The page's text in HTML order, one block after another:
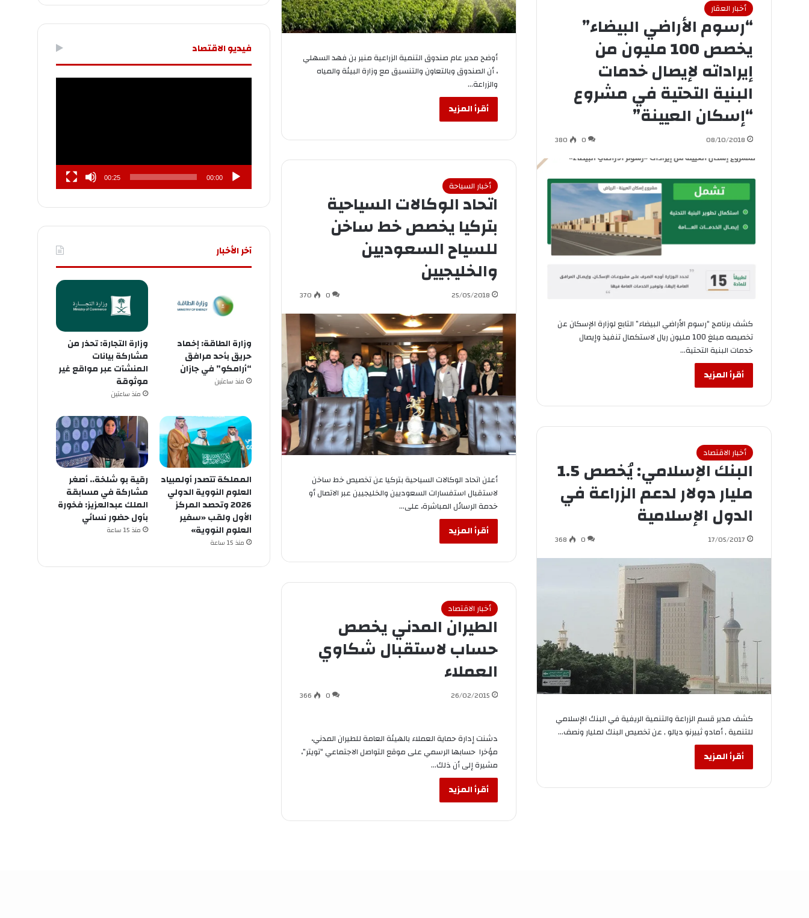
أوضح مدير عام صندوق التنمية الزراعية منير بن فهد السهلي
، أن الصندوق وبالتعاون والتنسيق مع وزارة البيئة والمياه
والزراعة…
أقرأ المزيد
أخبار العقار
“رسوم الأراضي البيضاء”
يخصص 100 مليون من
إيراداته لإيصال خدمات
البنية التحتية في مشروع
“إسكان العيينة”
08/10/2018
0
380
كشف برنامج “رسوم الأراضي البيضاء” التابع لوزارة الإسكان عن
تخصيصه مبلغ 100 مليون ريال لاستكمال تنفيذ وإيصال
خدمات البنية التحتية…
أقرأ المزيد
أخبار السياحة
اتحاد الوكالات السياحية
بتركيا يخصص خط ساخن
للسياح السعوديين
والخليجيين
25/05/2018
0
370
أعلن اتحاد الوكالات السياحية بتركيا عن تخصيص خط ساخن
لاستقبال استفسارات السعوديين والخليجيين عبر الاتصال أو
خدمة الرسائل المباشرة، على…
أقرأ المزيد
أخبار الاقتصاد
البنك الإسلامي: يُخصص 1.5
مليار دولار لدعم الزراعة في
الدول الإسلامية
17/05/2017
0
368
كشف مدير قسم الزراعة والتنمية الريفية في البنك الإسلامي
للتنمية , أمادو ثييرنو ديالو , عن تخصيص البنك لمليار ونصف…
أقرأ المزيد
أخبار الاقتصاد
الطيران المدني يخصص
حساب لاستقبال شكاوي
العملاء
26/02/2015
0
366
دشنت إدارة حماية العملاء بالهيئة العامة للطيران المدني،
مؤخرا حسابها الرسمي على موقع التواصل الاجتماعي “تويتر”،
مشيرة إلى أن ذلك…
أقرأ المزيد
فيديو الاقتصاد
00:00
00:25
آخر الأخبار
وزارة الطاقة: إخماد
حريق بأحد مرافق
“أرامكو” في جازان
منذ ساعتين
وزارة التجارة: تحذر من
مشاركة بيانات
المنشآت عبر مواقع غير
موثوقة
منذ ساعتين
المملكة تتصدر أولمبياد
العلوم النووية الدولي
2026 وتحصد المركز
الأول ولقب «سفير
العلوم النووية»
منذ 15 ساعة
رقية بو شلخة.. أصغر
مشاركة في مسابقة
الملك عبدالعزيز: فخورة
بأول حضور نسائي
منذ 15 ساعة